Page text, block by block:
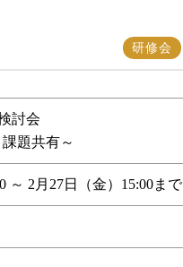
研修会
討会
題共有～
～ 2月27日（金）15:00まで